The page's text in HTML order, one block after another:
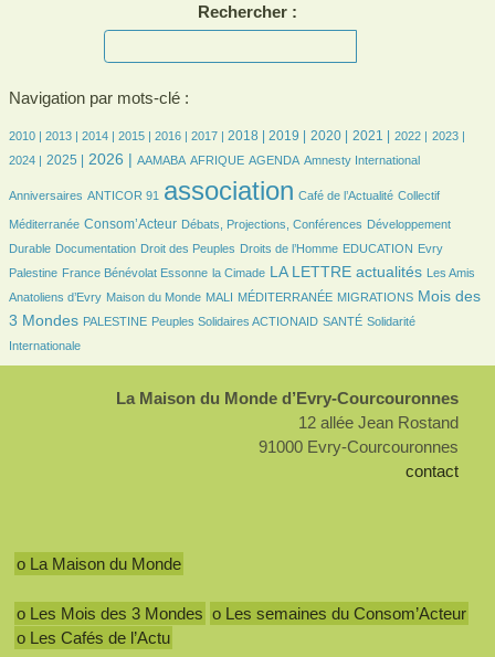
Rechercher :
Navigation par mots-clé :
5/2418
2010 |
8/24182013 |
169/2418 2014 |
328/2418 2015 |
357/2418 2016 |
388/2418 2017 |
525/2418 2018 |
527/2418 2019 |
593/2418 2020 |
556/2418 2021 |
454/2418 2022 |
462/2418 2023 |
490/2418
2024 |
643/2418
2025 |
838/2418 2026 |
107/2418 AAMABA
165/2418 AFRIQUE
366/2418 AGENDA
10/2418 Amnesty International
38/2418
Anniversaires ANTICOR 91 association Café de l’Actualité Collectif
Méditerranée
743/2418 Consom’Acteur
181/2418 Débats, Projections, Conférences
167/2418
Développement
Durable
72/2418Documentation
30/2418 Droit des Peuples
128/2418 Droits de l’Homme
37/2418 EDUCATION
9/2418
Evry
Palestine
178/2418France Bénévolat Essonne
49/2418 la Cimade
998/2418 LA LETTRE actualités
37/2418
Les Amis
Anatoliens d’Evry
89/2418 Maison du Monde
22/2418 MALI
5/2418 MÉDITERRANÉE
140/2418 MIGRATIONS
1027/2418
Mois des
3 Mondes
77/2418 PALESTINE
79/2418 Peuples Solidaires ACTIONAID
119/2418 SANTÉ
230/2418
Solidarité
Internationale
La Maison du Monde d’Evry-Courcouronnes
12 allée Jean Rostand
91000 Evry-Courcouronnes
contact
o La Maison du Monde
o Les Mois des 3 Mondes o Les semaines du Consom’Acteur
o Les Cafés de l’Actu